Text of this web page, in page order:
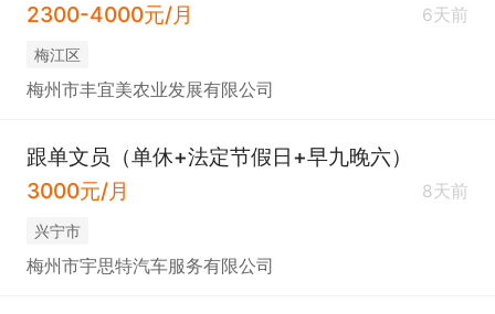
2300-4000元/月
6天前
梅江区
梅州市丰宜美农业发展有限公司
跟单文员（单休+法定节假日+早九晚六）
3000元/月
8天前
兴宁市
梅州市宇思特汽车服务有限公司